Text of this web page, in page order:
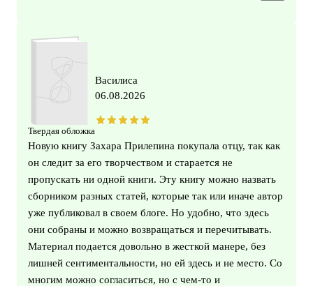
Твердая обложка
Василиса
06.08.2026
Новую книгу Захара Прилепина покупала отцу, так как
он следит за его творчеством и старается не
пропускать ни одной книги. Эту книгу можно назвать
сборником разных статей, которые так или иначе автор
уже публиковал в своем блоге. Но удобно, что здесь
они собраны и можно возвращаться и перечитывать.
Материал подается довольно в жесткой манере, без
лишней сентиментальности, но ей здесь и не место. Со
многим можно согласиться, но с чем-то и